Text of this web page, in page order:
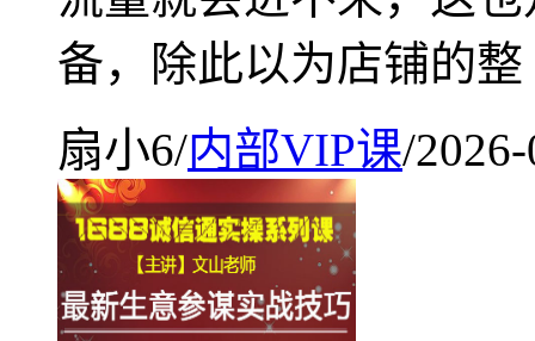
备，除此以为店铺的整
扇小6/内部VIP课/